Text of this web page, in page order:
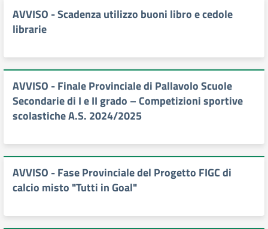
AVVISO - Scadenza utilizzo buoni libro e cedole
librarie
AVVISO - Finale Provinciale di Pallavolo Scuole
Secondarie di I e II grado – Competizioni sportive
scolastiche A.S. 2024/2025
AVVISO - Fase Provinciale del Progetto FIGC di
calcio misto "Tutti in Goal"